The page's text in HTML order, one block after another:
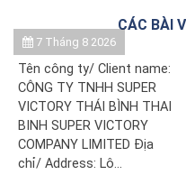
CÁC BÀI
7 Tháng 8 2026
Tên công ty/ Client name:
CÔNG TY TNHH SUPER
VICTORY THÁI BÌNH THAI
BINH SUPER VICTORY
COMPANY LIMITED Địa
chỉ/ Address: Lô...